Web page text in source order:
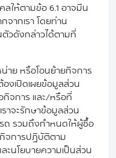
ลให้ตามข้อ 6.1 อาจมีน
จากเรา โดยท่าน
วดังกล่าวได้ตามที่
าย หรือโอนย้ายกิจการ
องเปิดเผยข้อมูลส่วน
จการ และ/หรือที่
าจะรักษาข้อมูลส่วน
ถ รวมถึงกำหนดให้ผู้ซื้อ
จการปฏิบัติตาม
นโยบายความเป็นส่วน